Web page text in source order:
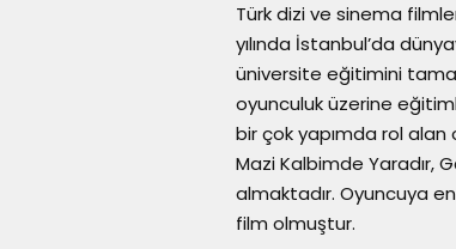
Türk dizi ve sinema
yılında İstanbul’da
üniversite eğitimini
oyunculuk üzerine
bir çok yapımda rol alan
Mazi Kalbimde Yaradır,
almaktadır. Oyuncuya
film olmuştur.